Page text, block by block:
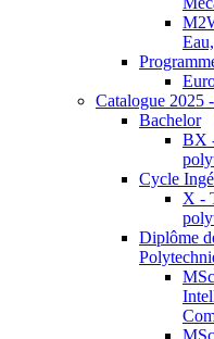
Catalogue 2025
Bachelor
BX
Cycle
X -
Diplôme